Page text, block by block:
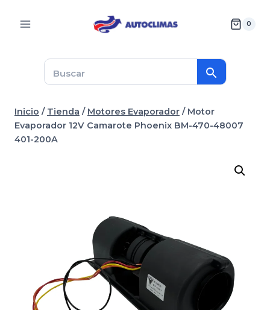
0
Inicio / Tienda / Motores Evaporador / Motor
Evaporador 12V Camarote Phoenix BM-470-48007
401-200A